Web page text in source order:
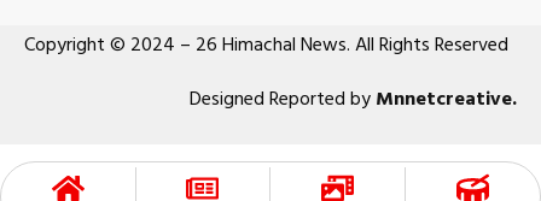
Copyright © 2024 – 26 Himachal News. All Rights Reserved
Designed Reported byMnnetcreative.